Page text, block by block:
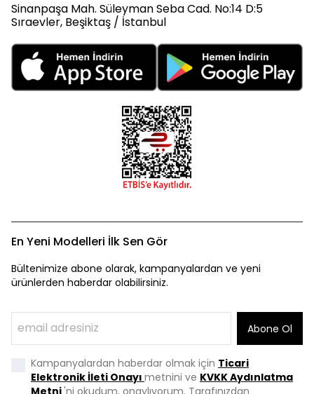
Sinanpaşa Mah. Süleyman Seba Cad. No:14 D:5
Sıraevler, Beşiktaş / İstanbul
En Yeni Modelleri İlk Sen Gör
Bültenimize abone olarak, kampanyalardan ve yeni
ürünlerden haberdar olabilirsiniz.
Abone Ol
Kampanyalardan haberdar olmak için Ticari
Elektronik İleti Onayı metnini ve KVKK Aydınlatma
Metni'ni okudum, onaylıyorum. Tarafınızdan